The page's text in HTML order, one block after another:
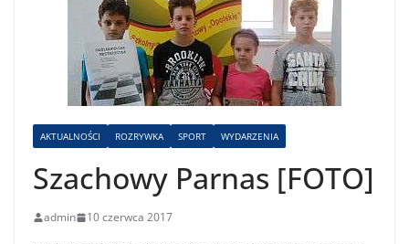
AKTUALNOŚCI ROZRYWKA SPORT WYDARZENIA
Szachowy Parnas [FOTO]
admin 10 czerwca 2017